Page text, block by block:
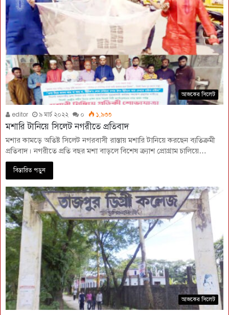
আজকের সিলেট
editor ৯ মার্চ ২০২২ ০ ১,৯৩৩
মশারি টানিয়ে সিলেট নগরীতে প্রতিবাদ
মশার কামড়ে অতিষ্ট সিলেট নগরবাসী রাস্তায় মশারি টানিয়ে করছেন ব্যতিক্রমী
প্রতিবাদ। নগরীতে প্রতি বছর মশা বাড়লে বিশেষ ক্র্যাশ প্রোগ্রাম চালিয়ে…
বিস্তারিত পড়ুন
আজকের সিলেট